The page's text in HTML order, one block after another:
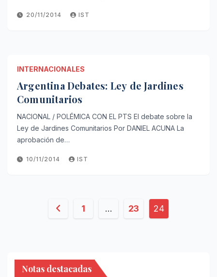
20/11/2014 IST
INTERNACIONALES
Argentina Debates: Ley de Jardines
Comunitarios
NACIONAL / POLÉMICA CON EL PTS El debate sobre la
Ley de Jardines Comunitarios Por DANIEL ACUNA La
aprobación de…
10/11/2014 IST
Paginación
1 … 23 24
Notas destacadas